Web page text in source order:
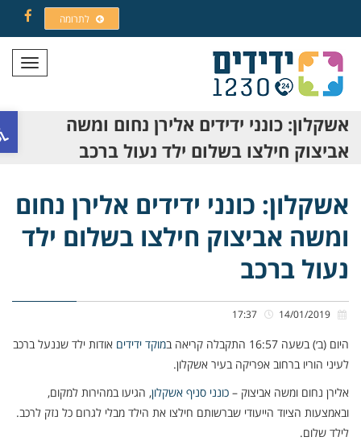
לתרומה
Facebook
תפריט
אשקלון: כונני ידידים אלירן נחום ומשה
אביצוק חילצו בשלום ילד נעול ברכב
אשקלון: כונני ידידים אלירן נחום
ומשה אביצוק חילצו בשלום ילד
נעול ברכב
14/01/2019
17:37
היום (ב׳) בשעה 16:57 התקבלה קריאה ב מוקד ידידיםאודות ילד שננעל ברכב
לעיני הוריו ברחוב אפריקה בעיר אשקלון.
אלירן נחום ומשה אביצוק – כונני סניף אשקלון, הגיעו במהירות למקום,
ובאמצעות הציוד הייעודי שברשותם חילצו את הילד מבלי לגרום כל נזק לרכב.
לילד שלום.